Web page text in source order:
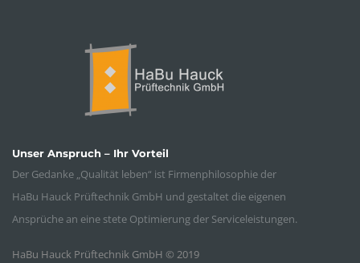
Unser Anspruch – Ihr Vorteil
Der Gedanke „Qualität leben“ ist Firmenphilosophie der
HaBu Hauck Prüftechnik GmbH und gestaltet die eigenen
Ansprüche an eine stete Optimierung der Serviceleistungen.
HaBu Hauck Prüftechnik GmbH © 2019